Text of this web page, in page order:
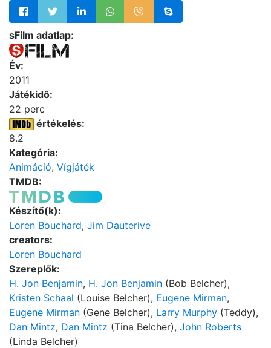
sFilm adatlap:
Év:
2011
Játékidő:
22 perc
értékelés:
8.2
Kategória:
Animáció, Vígjáték
TMDB:
Készítő(k):
Loren Bouchard, Jim Dauterive
creators:
Loren Bouchard
Szereplők:
H. Jon Benjamin, H. Jon Benjamin (Bob Belcher),
Kristen Schaal (Louise Belcher), Eugene Mirman,
Eugene Mirman (Gene Belcher), Larry Murphy (Teddy),
Dan Mintz, Dan Mintz (Tina Belcher), John Roberts
(Linda Belcher)